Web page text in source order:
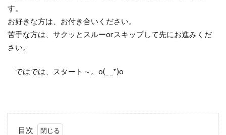
す。
お好きな方は、お付き合いください。
苦手な方は、サクッとスルーorスキップして先にお進みくだ
さい。
ではでは、スタート～。o(_ _*)o
目次